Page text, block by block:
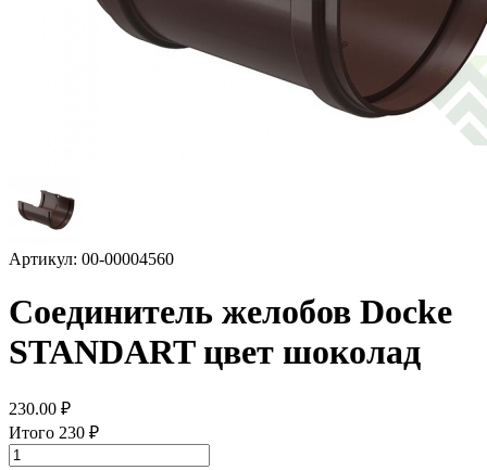
Артикул: 00-00004560
Соединитель желобов Docke
STANDART цвет шоколад
230.00 ₽
Итого 230 ₽